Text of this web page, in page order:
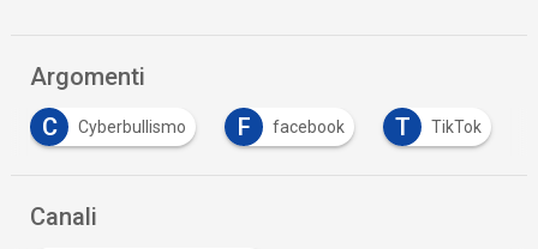
Argomenti
C
Cyberbullismo F facebook T TikTok
Canali